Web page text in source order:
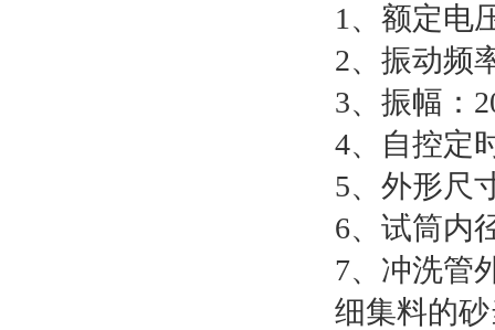
1、额定电
2、振动频
3、振幅：
4、自控定
5、外形尺
6、试筒内
7、冲洗管
细集料的